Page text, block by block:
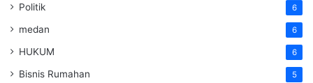
Politik 6
medan 6
HUKUM 6
Bisnis Rumahan 5